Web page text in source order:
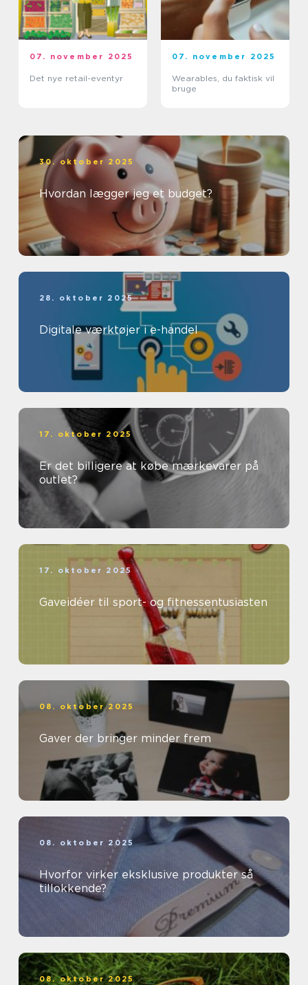
07. november 2025
Det nye retail-eventyr
07. november 2025
Wearables, du faktisk vil
bruge
30. oktober 2025
Hvordan lægger jeg et budget?
28. oktober 2025
Digitale værktøjer i e-handel
17. oktober 2025
Er det billigere at købe mærkevarer på
outlet?
17. oktober 2025
Gaveidéer til sport- og fitnessentusiasten
08. oktober 2025
Gaver der bringer minder frem
08. oktober 2025
Hvorfor virker eksklusive produkter så
tillokkende?
08. oktober 2025